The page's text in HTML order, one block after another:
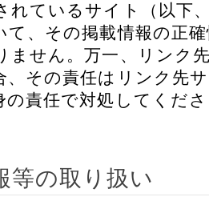
れているサイト（以下
て、その掲載情報の正
ません。万一、リンク
、その責任はリンク先
の責任で対処してくだ
等の取り扱い